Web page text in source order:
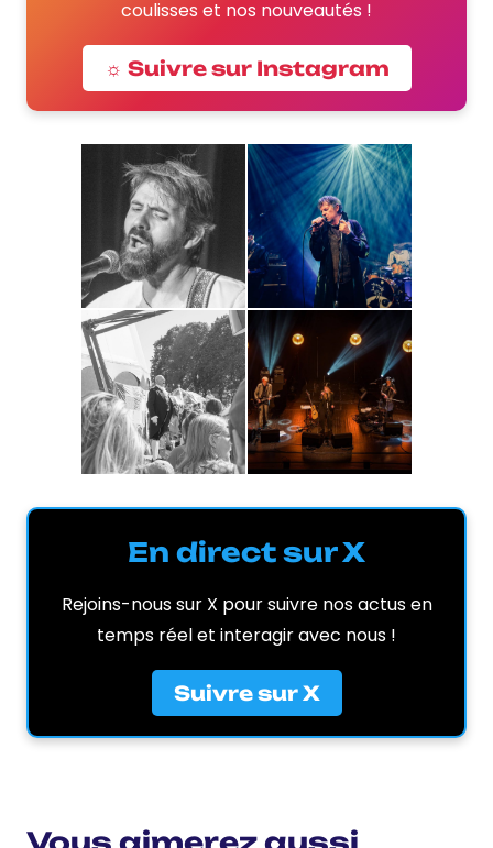
coulisses et nos nouveautés !
☼ Suivre sur Instagram
En direct sur X
Rejoins-nous sur X pour suivre nos actus en
temps réel et interagir avec nous !
Suivre sur X